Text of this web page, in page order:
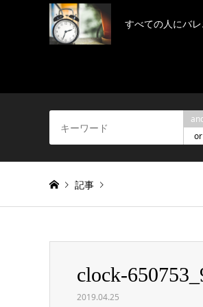
すべての人にバ
or
記事
clock-650753_960_720
clock-
2019.04.25